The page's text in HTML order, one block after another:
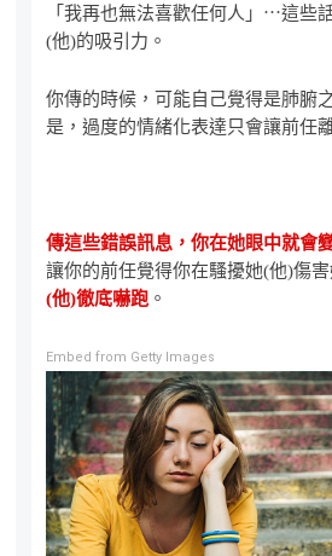
「我再也無法喜歡任何人」⋯這些
(他)的吸引力。
你傳的時候，可能自己覺得是肺腑
是，過度的情緒化表達只會讓前任
傳這些錯誤訊息，你在她眼中就會
讓你的前任覺得你在騷擾她(他)傷
(他)徹底嚇跑 。
Embed from Getty Images